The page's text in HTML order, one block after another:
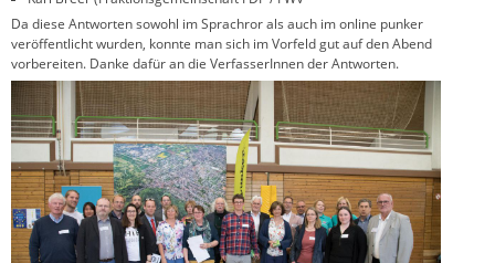
Da diese Antworten sowohl im Sprachror als auch im online punker
veröffentlicht wurden, konnte man sich im Vorfeld gut auf den Abend
vorbereiten. Danke dafür an die VerfasserInnen der Antworten.